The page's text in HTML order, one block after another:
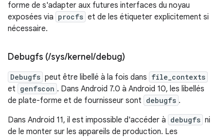
forme de s'adapter aux futures interfaces du noyau
exposées via procfs et de les étiqueter explicitement si
nécessaire.
Debugfs (/sys/kernel /debug)
Debugfs peut être libellé à la fois dans file_contexts
et genfscon . Dans Android 7.0 à Android 10, les libellés
de plate-forme et de fournisseur sont debugfs .
Dans Android 11, il est impossible d'accéder à debugfs ni
de le monter sur les appareils de production. Les